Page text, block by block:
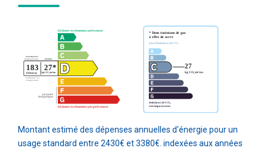
Montant estimé des dépenses annuelles d'énergie pour un
usage standard entre 2430€ et 3380€. indexées aux années